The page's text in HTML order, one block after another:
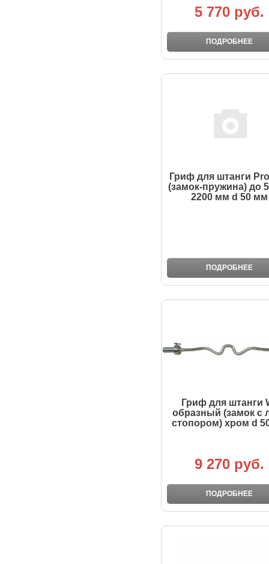
5 770 руб.
ПОДРОБНЕЕ
Гриф для штанги
(замок-пружина) до
2200 мм d 50 мм
ПОДРОБНЕЕ
Гриф для штанги
образный (замок с
стопором) хром d
9 270 руб.
ПОДРОБНЕЕ